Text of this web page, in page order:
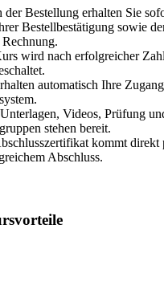
der Bestellung erhalten Sie
Bestellbestätigung sowie
wird nach erfolgreicher
automatisch Ihre
Videos, Prüfung
stehen bereit.
kommt direkt
Abschluss.